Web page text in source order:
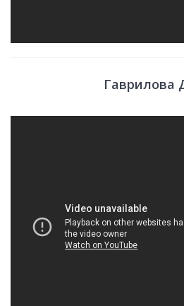
Гаврилова